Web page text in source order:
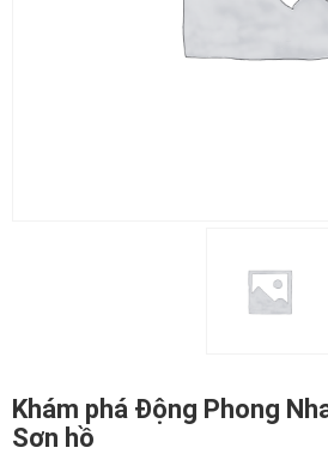
Khám phá Động Phong
Sơn hồ